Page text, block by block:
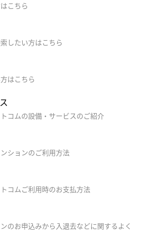
こちら
したい方はこちら
はこちら
コムの設備・サービスのご紹介
ションのご利用方法
コムご利用時のお支払方法
のお申込みから入退去などに関するよく